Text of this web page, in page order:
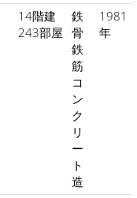
14階建
243部屋
鉄
骨
鉄
筋
コ
ン
ク
リ
ー
ト
造
1981
年